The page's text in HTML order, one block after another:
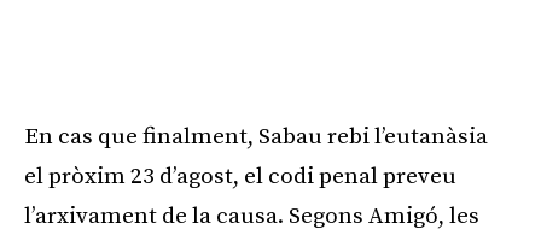
En cas que finalment, Sabau rebi l’eutanàsia
el pròxim 23 d’agost, el codi penal preveu
l’arxivament de la causa. Segons Amigó, les